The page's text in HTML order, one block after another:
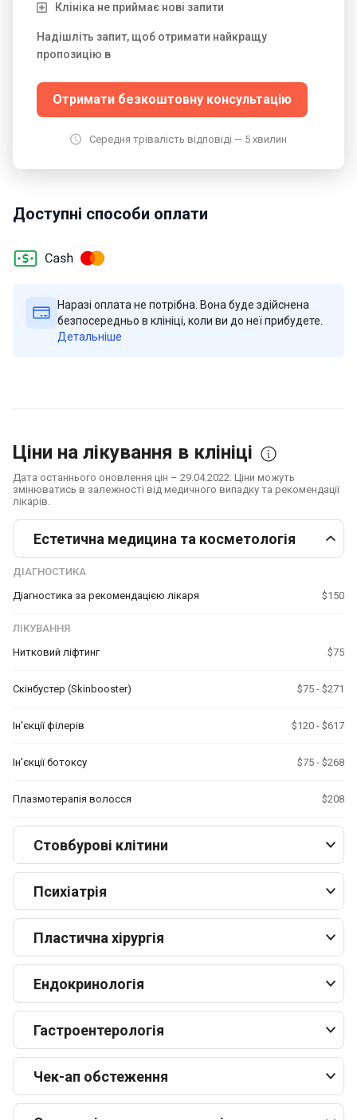
Клініка не приймає нові запити
Надішліть запит, щоб отримати найкращу
пропозицію в
Отримати безкоштовну консультацію
Середня трівалість відповіді — 5 хвилин
Доступні способи оплати
Наразі оплата не потрібна. Вона буде здійснена
безпосередньо в клініці, коли ви до неї прибудете.
Детальніше
Ціни на лікування в клініці
Дата останнього оновлення цін – 29.04.2022. Ціни можуть
змінюватись в залежності від медичного випадку та рекомендації
лікарів.
Естетична медицина та косметологія
ДІАГНОСТИКА
Діагностика за рекомендацією лікаря
$150
ЛІКУВАННЯ
Нитковий ліфтинг
$75
Скінбустер (Skinbooster) $75 - $271
Ін'єкції філерів $120 - $617
Ін'єкції ботоксу $75 - $268
Плазмотерапія волосся $208
Стовбурові клітини
Психіатрія
Пластична хірургія
Ендокринологія
Гастроентерологія
Чек-ап обстеження